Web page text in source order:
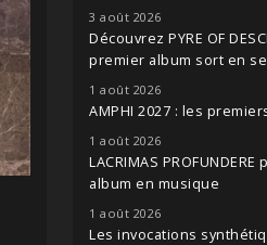
3 août 2026
Découvrez PYRE OF
premier album sort en
1 août 2026
AMPHI 2027 : les
1 août 2026
LACRIMAS
album en musique
1 août 2026
Les invocations